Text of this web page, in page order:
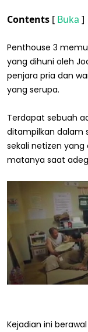
Contents [ Buka ]
Penthouse 3
yang dihuni oleh
penjara pria dan
yang serupa.
Terdapat sebuah
ditampilkan dalam
sekali netizen
matanya saat
Kejadian ini